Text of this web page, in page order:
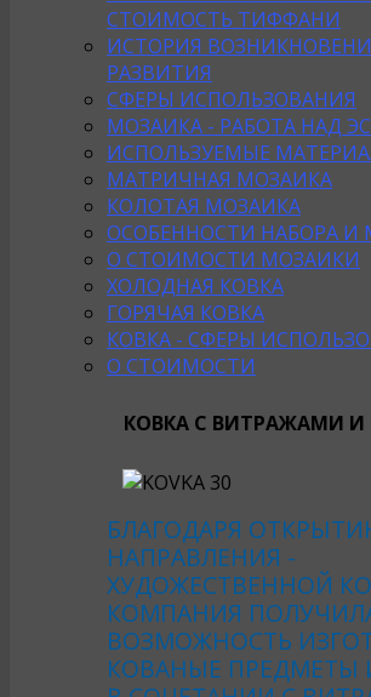
СТОИМОСТЬ ТИФФАНИ
ИСТОРИЯ
РАЗВИТИЯ
СФЕРЫ ИСПОЛЬЗОВАНИЯ
МОЗАИКА - РАБОТА НАД
ИСПОЛЬЗУЕМЫЕ
МАТРИЧНАЯ МОЗАИКА
КОЛОТАЯ МОЗАИКА
ОСОБЕННОСТИ НАБОРА И
О СТОИМОСТИ МОЗАИКИ
ХОЛОДНАЯ КОВКА
ГОРЯЧАЯ КОВКА
КОВКА - СФЕРЫ
О СТОИМОСТИ
КОВКА С ВИТРАЖАМИ
БЛАГОДАРЯ
НАПРАВЛЕНИЯ -
ХУДОЖЕСТВЕННОЙ
КОМПАНИЯ
ВОЗМОЖНОСТЬ
КОВАНЫЕ ПРЕДМЕТЫ